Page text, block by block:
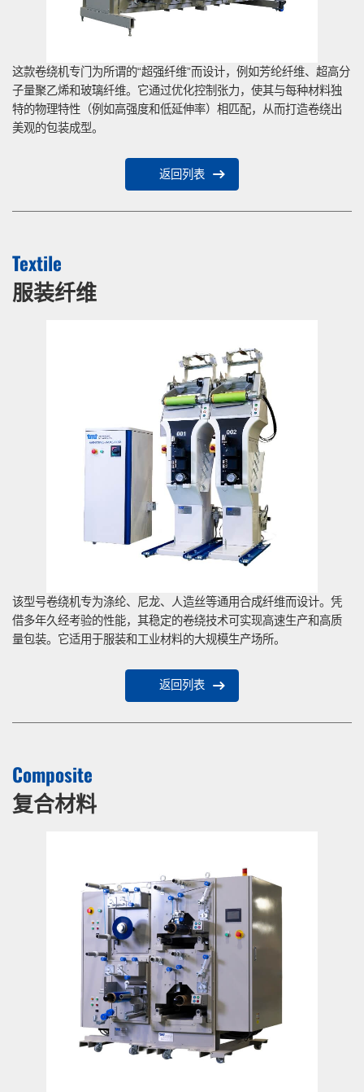
这款卷绕机专门为所谓的“超强纤维”而设计，例如芳纶纤维、超高分
子量聚乙烯和玻璃纤维。它通过优化控制张力，使其与每种材料独
特的物理特性（例如高强度和低延伸率）相匹配，从而打造卷绕出
美观的包装成型。
返回列表
Textile
服装纤维
该型号卷绕机专为涤纶、尼龙、人造丝等通用合成纤维而设计。凭
借多年久经考验的性能，其稳定的卷绕技术可实现高速生产和高质
量包装。它适用于服装和工业材料的大规模生产场所。
返回列表
Composite
复合材料